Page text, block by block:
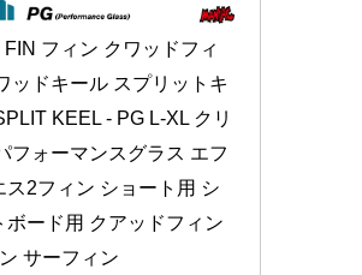
FIN フィン クワッドフィ
ッドキール スプリットキ
KEEL - PG L-XL クリ
フォーマンスグラス エフ
ス2フィン ショート用 シ
ボード用 クアッドフィン
サーフィン